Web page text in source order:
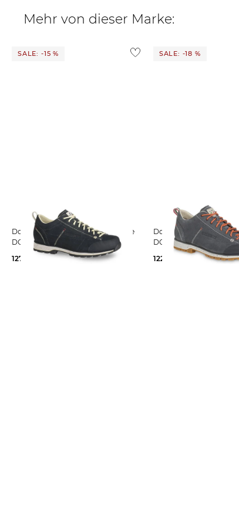
Mehr von dieser Marke:
SALE: -15 %
Dolomite | Herren Wanderschuhe
DOLOMITE 54 LOW EVO
127,75 €
149,95 €
SALE: -18 %
Dolomite | Herren Wanderschuhe
DOLOMITE 54 LOW EVO
122,29 €
149,95 €